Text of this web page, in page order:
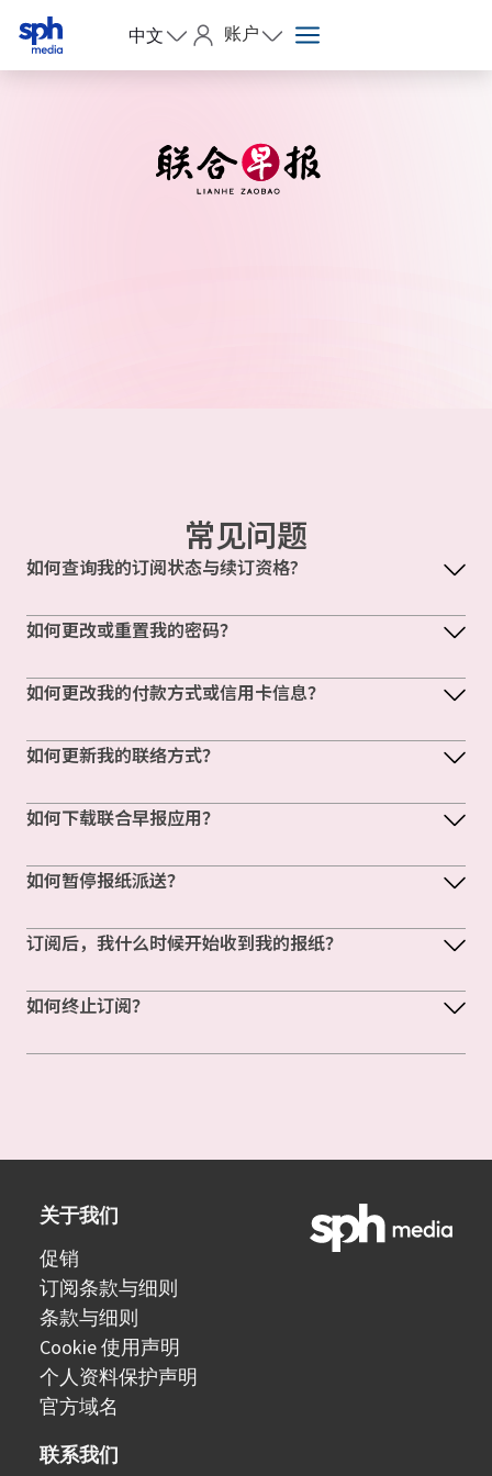
中文 账户
常见问题
如何查询我的订阅状态与续订资格?
如何更改或重置我的密码？
如何更改我的付款方式或信用卡信息？
如何更新我的联络方式？
如何下载联合早报应用？
如何暂停报纸派送？
订阅后，我什么时候开始收到我的报纸？
如何终止订阅？
关于我们
促销
订阅条款与细则
条款与细则
Cookie 使用声明
个人资料保护声明
官方域名
联系我们